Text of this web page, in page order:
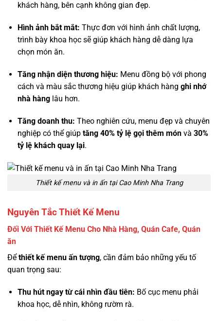
khách hàng, bên cạnh không gian đẹp.
Hình ảnh bắt mắt: Thực đơn với hình ảnh chất lượng,
trình bày khoa học sẽ giúp khách hàng dễ dàng lựa
chọn món ăn.
Tăng nhận diện thương hiệu: Menu đồng bộ với phong
cách và màu sắc thương hiệu giúp khách hàng ghi nhớ
nhà hànglâu hơn.
Tăng doanh thu: Theo nghiên cứu, menu đẹp và chuyên
nghiệp có thể giúp tăng 40% tỷ lệ gọi thêm mónvà 30%
tỷ lệ khách quay lại.
Thiết kế menu và in ấn tại Cao Minh Nha Trang
Nguyên Tắc Thiết Kế Menu
Đối Với Thiết Kế Menu Cho Nhà Hàng, Quán Cafe, Quán
ăn
Đểthiết kế menu ấn tượng, cần đảm bảo những yếu tố
quan trọng sau:
Thu hút ngay từ cái nhìn đầu tiên: Bố cục menu phải
khoa học, dễ nhìn, không rườm rà.